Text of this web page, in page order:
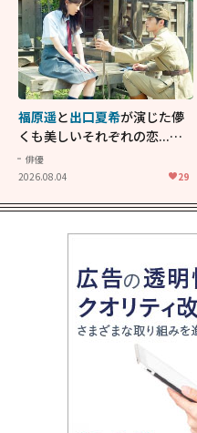
福原遥と出口夏希が演じた儚
くも美しいそれぞれの恋...生
きることの尊さを教えてくれ
た映画「あの花が咲く丘で、
俳優
2026.08.04
29